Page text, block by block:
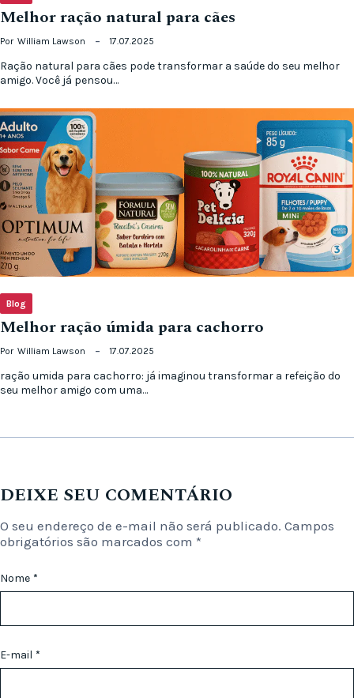
Melhor ração natural para cães
Por William Lawson 17.07.2025
Ração natural para cães pode transformar a saúde do seu melhor
amigo. Você já pensou…
Blog
Melhor ração úmida para cachorro
Por William Lawson 17.07.2025
ração umida para cachorro: já imaginou transformar a refeição do
seu melhor amigo com uma…
DEIXE SEU COMENTÁRIO
O seu endereço de e-mail não será publicado. Campos
obrigatórios são marcados com *
Nome *
E-mail *